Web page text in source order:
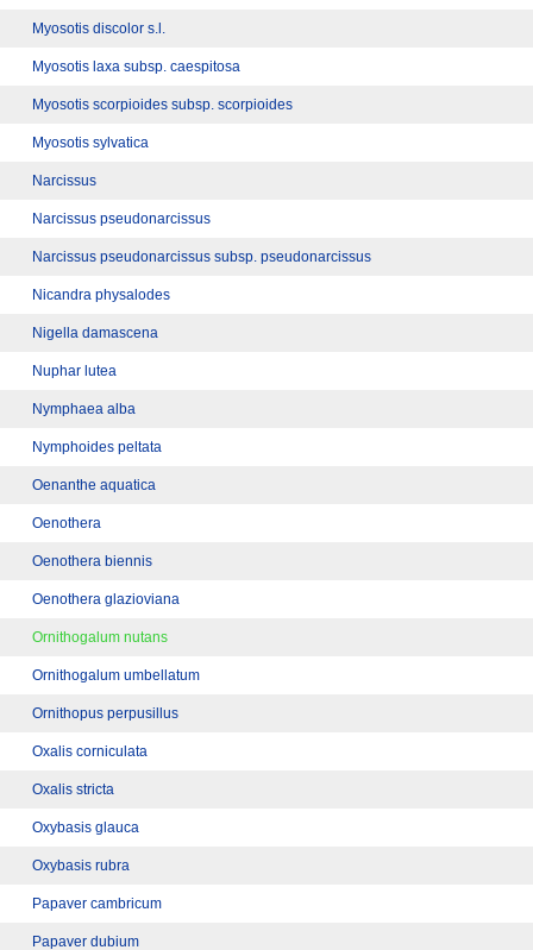
Myosotis discolor s.l.
Myosotis laxa subsp. caespitosa
Myosotis scorpioides subsp. scorpioides
Myosotis sylvatica
Narcissus
Narcissus pseudonarcissus
Narcissus pseudonarcissus subsp. pseudonarcissus
Nicandra physalodes
Nigella damascena
Nuphar lutea
Nymphaea alba
Nymphoides peltata
Oenanthe aquatica
Oenothera
Oenothera biennis
Oenothera glazioviana
Ornithogalum nutans
Ornithogalum umbellatum
Ornithopus perpusillus
Oxalis corniculata
Oxalis stricta
Oxybasis glauca
Oxybasis rubra
Papaver cambricum
Papaver dubium